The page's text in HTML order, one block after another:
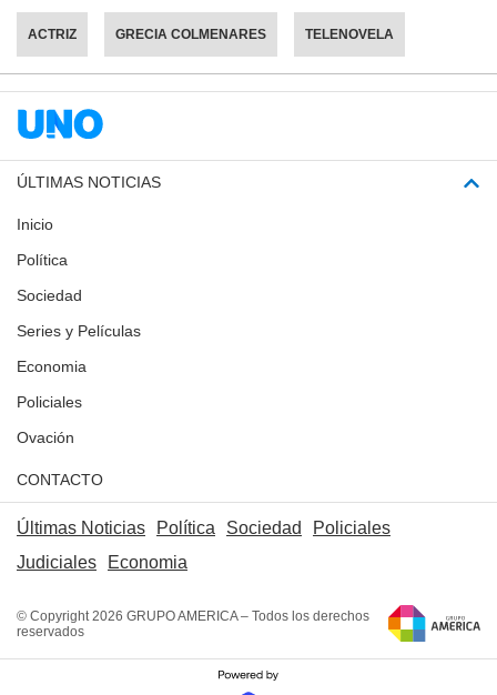
ACTRIZ GRECIA COLMENARES TELENOVELA
ÚLTIMAS NOTICIAS
Inicio
Política
Sociedad
Series y Películas
Economia
Policiales
Ovación
CONTACTO
Últimas Noticias Política Sociedad
Policiales
Judiciales
Economia
© Copyright 2026 GRUPO AMERICA – Todos los derechos
reservados